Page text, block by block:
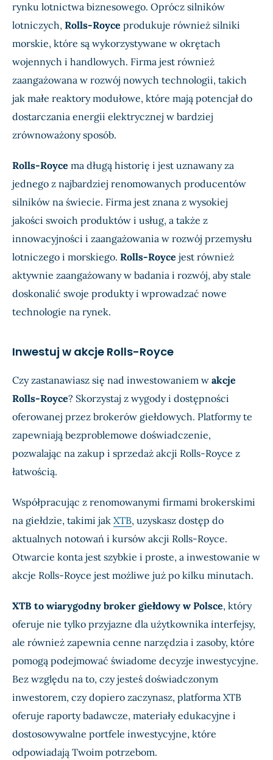
rynku lotnictwa biznesowego. Oprócz silników
lotniczych, Rolls-Royce produkuje również silniki
morskie, które są wykorzystywane w okrętach
wojennych i handlowych. Firma jest również
zaangażowana w rozwój nowych technologii, takich
jak małe reaktory modułowe, które mają potencjał do
dostarczania energii elektrycznej w bardziej
zrównoważony sposób.
Rolls-Royce ma długą historię i jest uznawany za
jednego z najbardziej renomowanych producentów
silników na świecie. Firma jest znana z wysokiej
jakości swoich produktów i usług, a także z
innowacyjności i zaangażowania w rozwój przemysłu
lotniczego i morskiego. Rolls-Royce jest również
aktywnie zaangażowany w badania i rozwój, aby stale
doskonalić swoje produkty i wprowadzać nowe
technologie na rynek.
Inwestuj w akcje Rolls-Royce
Czy zastanawiasz się nad inwestowaniem w akcje
Rolls-Royce? Skorzystaj z wygody i dostępności
oferowanej przez brokerów giełdowych. Platformy te
zapewniają bezproblemowe doświadczenie,
pozwalając na zakup i sprzedaż akcji Rolls-Royce z
łatwością.
Współpracując z renomowanymi firmami brokerskimi
na giełdzie, takimi jak XTB, uzyskasz dostęp do
aktualnych notowań i kursów akcji Rolls-Royce.
Otwarcie konta jest szybkie i proste, a inwestowanie w
akcje Rolls-Royce jest możliwe już po kilku minutach.
XTB to wiarygodny broker giełdowy w Polsce, który
oferuje nie tylko przyjazne dla użytkownika interfejsy,
ale również zapewnia cenne narzędzia i zasoby, które
pomogą podejmować świadome decyzje inwestycyjne.
Bez względu na to, czy jesteś doświadczonym
inwestorem, czy dopiero zaczynasz, platforma XTB
oferuje raporty badawcze, materiały edukacyjne i
dostosowywalne portfele inwestycyjne, które
odpowiadają Twoim potrzebom.